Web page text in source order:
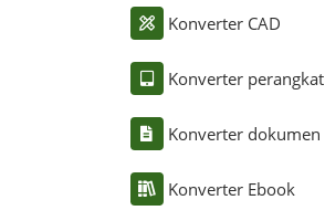
Konverter CAD
Konverter perangkat
Konverter dokumen
Konverter Ebook